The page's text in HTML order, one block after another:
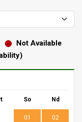
Not Available
So Nd
01 02